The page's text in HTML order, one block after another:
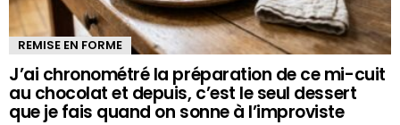
REMISE EN FORME
J’ai chronométré la préparation de ce mi-cuit
au chocolat et depuis, c’est le seul dessert
que je fais quand on sonne à l’improviste